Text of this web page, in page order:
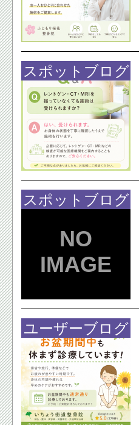
スポットブログ
スポットブログ
ユーザーブログ